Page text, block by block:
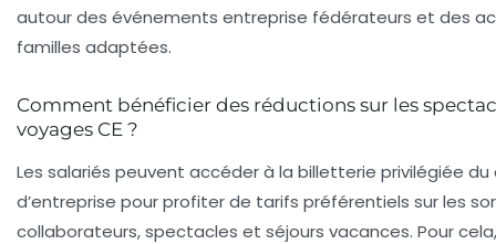
autour des événements entreprise fédérateurs et des
familles adaptées.
Comment bénéficier des réductions sur les
voyages CE ?
Les salariés peuvent accéder à la billetterie privilégiée
d’entreprise pour profiter de tarifs préférentiels sur les
collaborateurs, spectacles et séjours vacances. Pour